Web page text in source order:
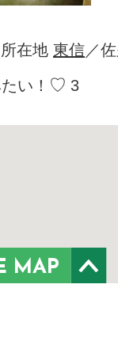
所在地 東信／
い！ ♡ 3
MAP